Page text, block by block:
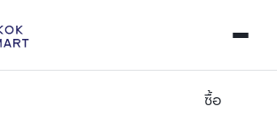
ซื้อ